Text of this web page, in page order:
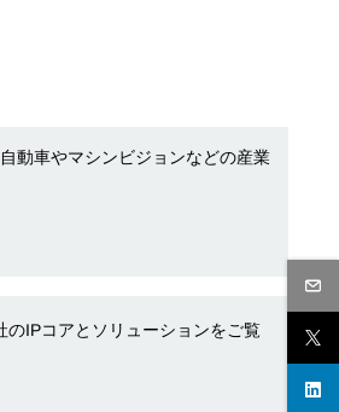
動車やマシンビジョンなどの産業
IPコアとソリューションをご覧